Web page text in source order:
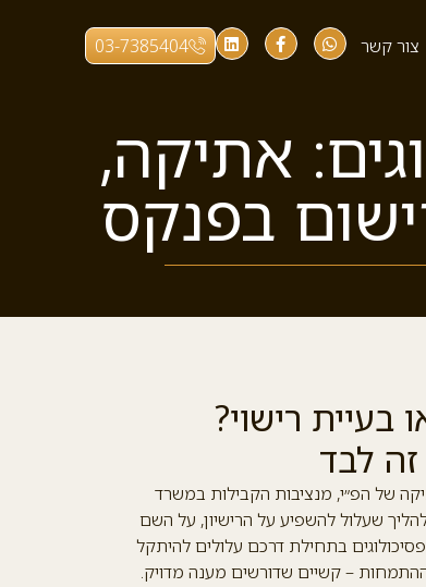
צור קשר 03-7385404
אתיקה,
בפנקס
רישוי?
לבד
של הפ״י, מנציבות הקבילות במשרד
שעלול להשפיע על הרישיון, על השם
בתחילת דרכם עלולים להיתקל
– קשיים שדורשים מענה מדויק.